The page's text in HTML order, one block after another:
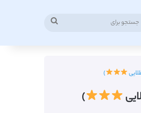
)
)